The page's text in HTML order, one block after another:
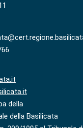
della
della Basilicata